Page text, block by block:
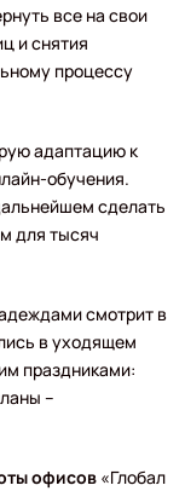
все на свои
и снятия
процессу
адаптацию к
обучения.
сделать
для тысяч
смотрит в
в уходящем
праздниками:
–
офисов«Глобал